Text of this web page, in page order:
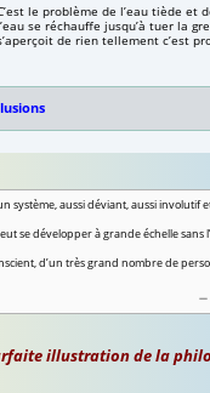
le problème de l’eau tiède et
se réchauffe jusqu’à tuer la
de rien tellement c’est
système, aussi déviant, aussi involutif
se développer à grande échelle sans
d’un très grand nombre de
illustration de la